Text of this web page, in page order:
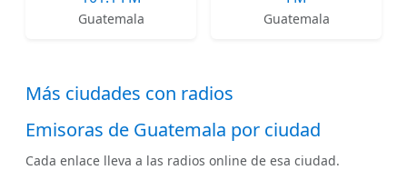
Guatemala Guatemala
Más ciudades con radios
Emisoras de Guatemala por ciudad
Cada enlace lleva a las radios online de esa ciudad.